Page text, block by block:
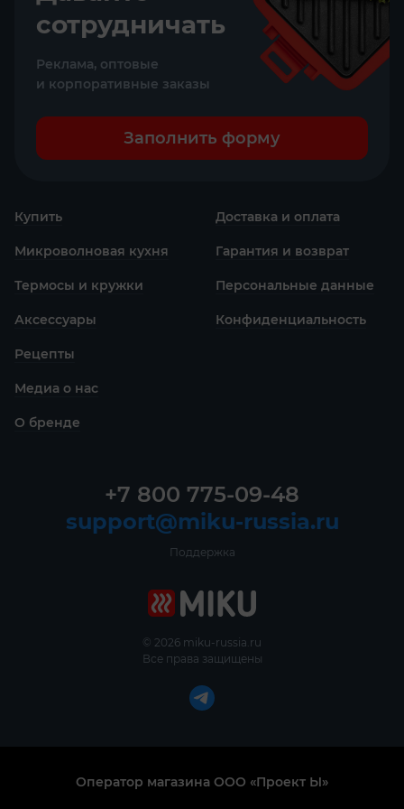
сотрудничать
Реклама, оптовые
и корпоративные заказы
Заполнить форму
Купить
Микроволновая кухня
Термосы и кружки
Аксессуары
Рецепты
Медиа о нас
О бренде
Доставка и оплата
Гарантия и возврат
Персональные данные
Конфиденциаль­ность
© 2026 miku-russia.ru
Все права защищены
+7 800 775-09-48
support@miku-russia.ru
Поддержка
Оператор магазина ООО «Проект Ы»